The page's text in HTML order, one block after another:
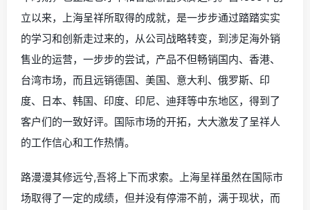
自创业以来，上海呈祥倡导：“拼搏创新，打造呈祥品牌；
科学管理，提高企业效益；以人为本，广纳贤才；精诚服
务，顾客至一”的经营理念，历经十多年的艰苦奋斗，发展
成为国内同行业中规模最大的企业之一。
古人云：试玉要烧三日满,辨材须待七年期。上海呈祥的少
立以来，上海呈祥所取得的成就，是一步步通过踏踏实实
的学习和创新走过来的，从公司战略转变，到涉足海外销